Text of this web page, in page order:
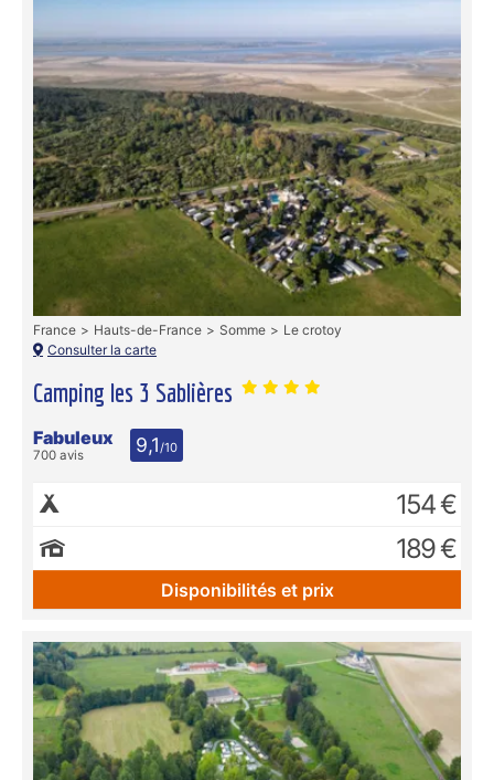
Camping les 3 Sablières
France Hauts-de-France Somme
Le crotoy
Consulter la carte
Fabuleux
700 avis 9,1/10
154 €
189 €
Disponibilités et prix